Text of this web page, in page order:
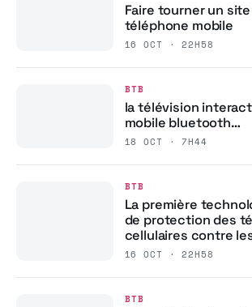
Faire tourner un
téléphone mobile
16 OCT · 22H58
BTB
la télévision
mobile bluetooth…
18 OCT · 7H44
BTB
La première
de protection des
cellulaires contre
16 OCT · 22H58
BTB